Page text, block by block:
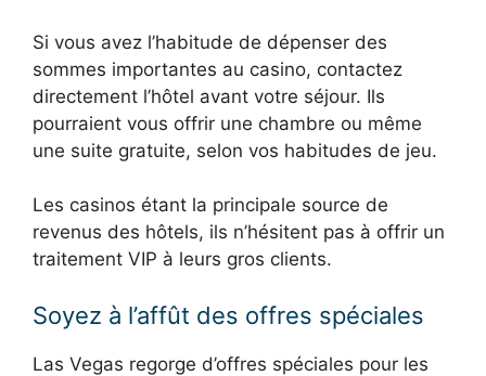
Si vous avez l’habitude de dépenser des
sommes importantes au casino, contactez
directement l’hôtel avant votre séjour. Ils
pourraient vous offrir une chambre ou même
une suite gratuite, selon vos habitudes de jeu.
Les casinos étant la principale source de
revenus des hôtels, ils n’hésitent pas à offrir un
traitement VIP à leurs gros clients.
Soyez à l’affût des offres spéciales
Las Vegas regorge d’offres spéciales pour les